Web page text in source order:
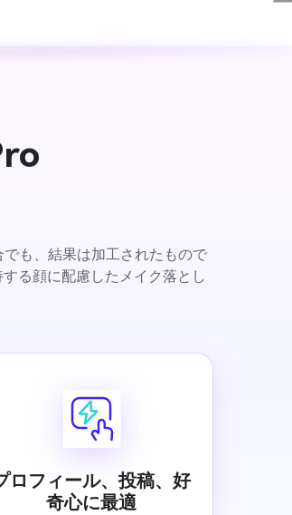
も、結果は加工されたもので
る顔に配慮したメイク落とし
ロフィール、投稿、好
奇心に最適